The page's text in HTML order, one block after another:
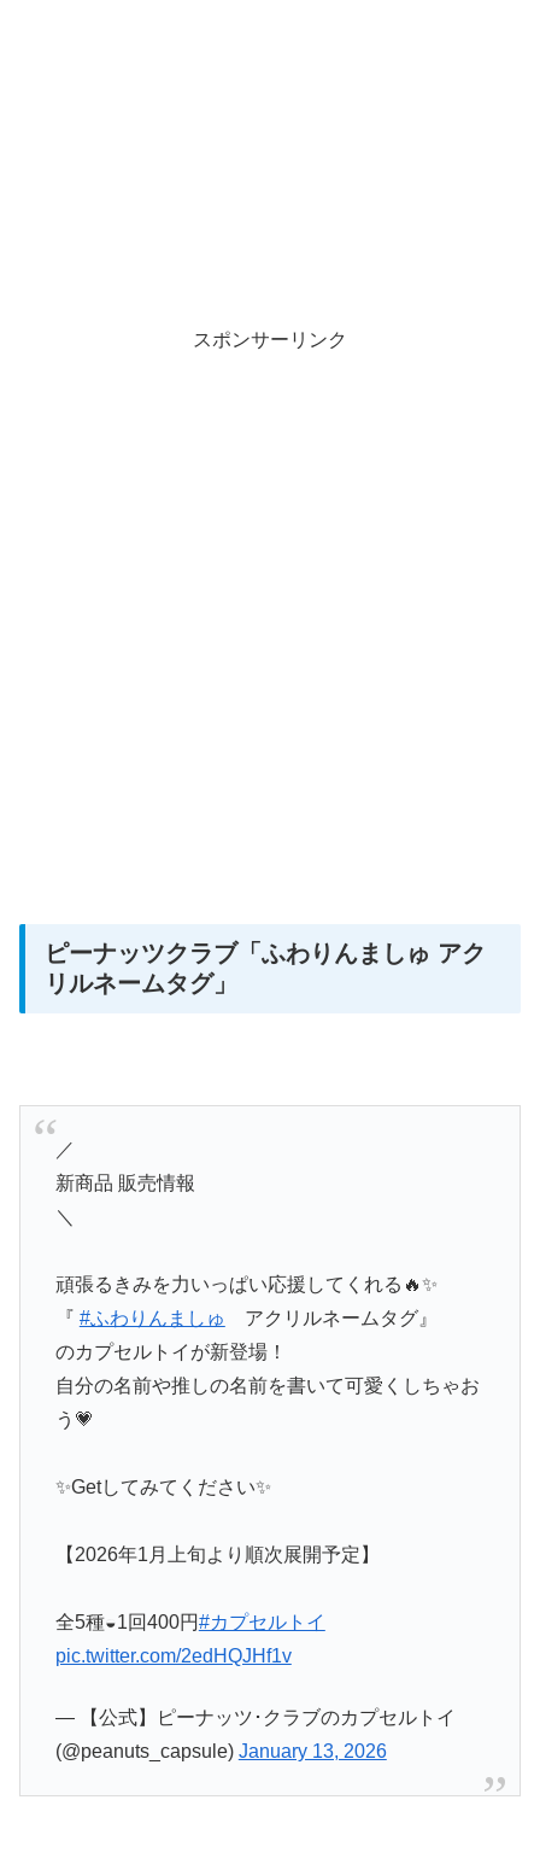
スポンサーリンク
ピーナッツクラブ「ふわりんましゅ アク
リルネームタグ」
／
新商品 販売情報
＼
頑張るきみを力いっぱい応援してくれる🔥✨
『 #ふわりんましゅ
アクリルネームタグ』
のカプセルトイが新登場！
自分の名前や推しの名前を書いて可愛くしちゃお
う💗
✨Getしてみてください✨
【2026年1月上旬より順次展開予定】
全5種◒1回400円#カプセルトイ
pic.twitter.com/2edHQJHf1v
— 【公式】ピーナッツ･クラブのカプセルトイ
(@peanuts_capsule) January 13, 2026